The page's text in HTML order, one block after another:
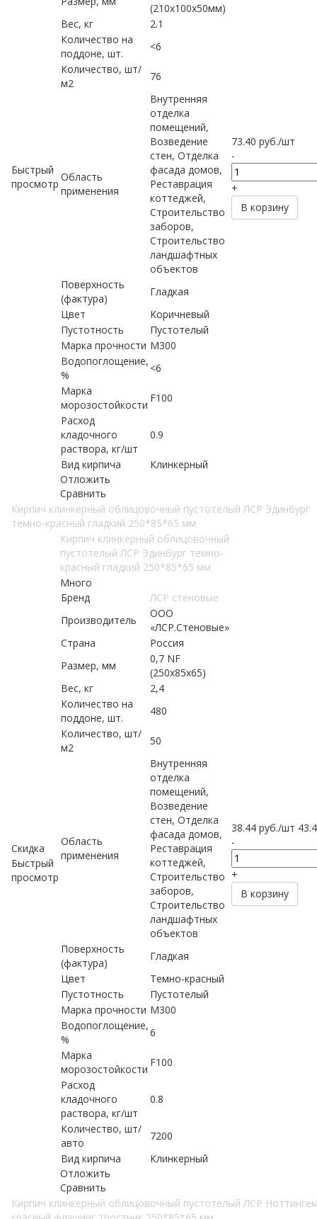
Быстрый
просмотр
(210х100х50мм)
Вес, кг
2.1
Количество на
поддоне, шт.
<6
Количество, шт/
м2
76
Область
применения
Внутренняя
отделка
помещений,
Возведение
стен, Отделка
фасада домов,
Реставрация
коттеджей,
Строительство
заборов,
Строительство
ландшафтных
объектов
Поверхность
(фактура)
Гладкая
Цвет
Коричневый
Пустотность
Пустотелый
Марка прочности М300
Водопоглощение,
%
<6
Марка
морозостойкости
F100
Расход
кладочного
раствора, кг/шт
0.9
Вид кирпича
Клинкерный
Отложить
Сравнить
73.40 руб./шт
-
+
В корзину
Кирпич клинкерный облицовочный пустотелый ЛСР Эдинбург
темно-красный гладкий 250*85*65 мм
Скидка
Быстрый
просмотр
Кирпич клинкерный облицовочный
пустотелый ЛСР Эдинбург темно-
красный гладкий 250*85*65 мм
Много
Бренд
ЛСР стеновые
Производитель
ООО
«ЛСР.Стеновые»
Страна
Россия
Размер, мм
0,7 NF
(250х85х65)
Вес, кг
2,4
Количество на
поддоне, шт.
480
Количество, шт/
м2
50
Область
применения
Внутренняя
отделка
помещений,
Возведение
стен, Отделка
фасада домов,
Реставрация
коттеджей,
Строительство
заборов,
Строительство
ландшафтных
объектов
Поверхность
(фактура)
Гладкая
Цвет
Темно-красный
Пустотность
Пустотелый
Марка прочности М300
Водопоглощение,
%
6
Марка
морозостойкости
F100
Расход
кладочного
раствора, кг/шт
0.8
Количество, шт/
авто
7200
Вид кирпича
Клинкерный
Отложить
Сравнить
38.44 руб./шт
-
+
В корзину
Кирпич клинкерный облицовочный пустотелый ЛСР